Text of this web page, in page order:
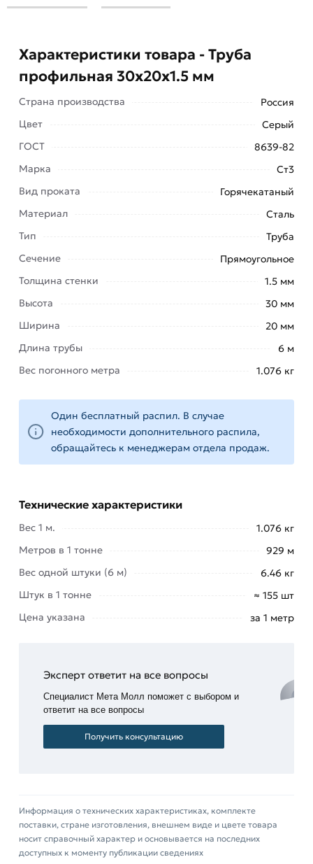
Прямоугольная труба профильная 30х20х1.5 мм
обладает отличными характеристиками.
Хорошо сочетается с бетоном, деревом и
металлом.
Используется:
в быту, в
каркасов
для
ворот,
калиток,
навесов
и
беседок;
в
качестве
рам
металлических
опалубок
фундамента
машиностроении
для
производства
каркасов
металлоконструкций,
транспорта;
в
сельском
Характеристики товара - Труба
профильная 30х20х1.5 мм
Страна производства
Россия
Цвет
Серый
ГОСТ
8639-82
Марка
Ст3
Вид проката
Горячекатаный
Материал
Сталь
Тип
Труба
Сечение
Прямоугольное
Толщина стенки
1.5 мм
Высота
30 мм
Ширина
20 мм
Длина трубы
6 м
Вес погонного метра
1.076 кг
Один бесплатный распил. В случае
необходимости дополнительного распила,
обращайтесь к менеджерам отдела продаж.
Технические характеристики
Вес 1 м.
1.076 кг
Метров в 1 тонне
929 м
Вес одной штуки (6 м)
6.46 кг
Штук в 1 тонне
≈ 155 шт
Цена указана
за 1 метр
Эксперт ответит на все вопросы
Специалист Мета Молл поможет с выбором и
ответит на все вопросы
Получить консультацию
Информация о технических характеристиках, комплекте
поставки, стране изготовления, внешнем виде и цвете товара
носит справочный характер и основывается на последних
доступных к моменту публикации сведениях